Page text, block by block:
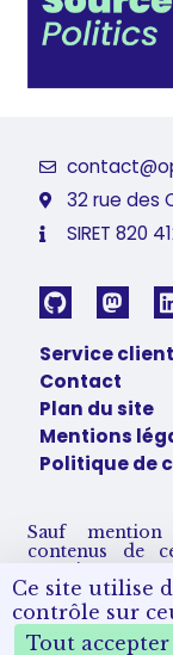
32 rue des
SIRET 820
Service client
Contact
Plan du site
Mentions
Politique de
Sauf
contenus de
Creative
Vous pouvez
de nous
mêmes
Ce site utilise
contrôle sur
Tout accepter